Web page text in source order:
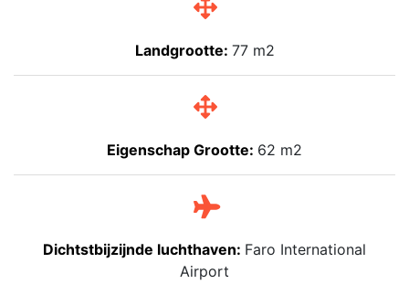
Landgrootte: 77 m2
Eigenschap Grootte: 62 m2
Dichtstbijzijnde luchthaven: Faro International
Airport